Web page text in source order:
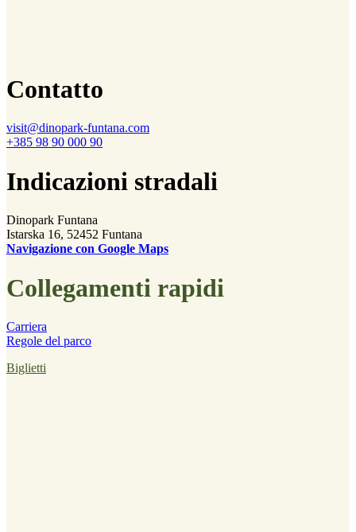
Contatto
visit@dinopark-funtana.com
+385 98 90 000 90
Indicazioni stradali
Dinopark Funtana
Istarska 16, 52452 Funtana
Navigazione con Google Maps
Collegamenti rapidi
Carriera
Regole del parco
Biglietti